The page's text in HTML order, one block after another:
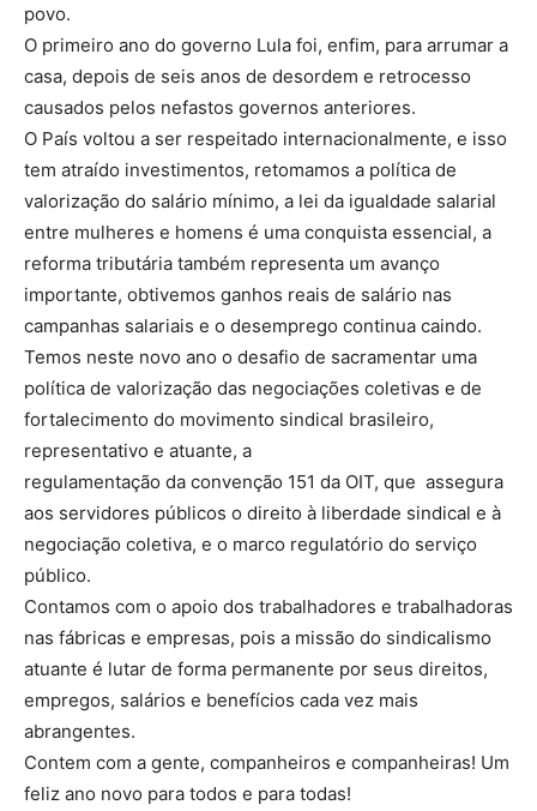
povo.
O primeiro ano do governo Lula foi, enfim, para arrumar a
casa, depois de seis anos de desordem e retrocesso
causados pelos nefastos governos anteriores.
O País voltou a ser respeitado internacionalmente, e isso
tem atraído investimentos, retomamos a política de
valorização do salário mínimo, a lei da igualdade salarial
entre mulheres e homens é uma conquista essencial, a
reforma tributária também representa um avanço
importante, obtivemos ganhos reais de salário nas
campanhas salariais e o desemprego continua caindo.
Temos neste novo ano o desafio de sacramentar uma
política de valorização das negociações coletivas e de
fortalecimento do movimento sindical brasileiro,
representativo e atuante, a
regulamentação da convenção 151 da OIT, que assegura
aos servidores públicos o direito à liberdade sindical e à
negociação coletiva, e o marco regulatório do serviço
público.
Contamos com o apoio dos trabalhadores e trabalhadoras
nas fábricas e empresas, pois a missão do sindicalismo
atuante é lutar de forma permanente por seus direitos,
empregos, salários e benefícios cada vez mais
abrangentes.
Contem com a gente, companheiros e companheiras! Um
feliz ano novo para todos e para todas!